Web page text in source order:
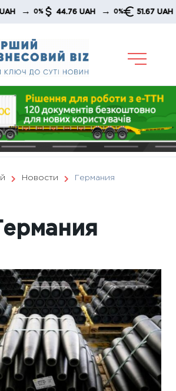
44.76 UAH → 0% 51.67 UAH → 0%
Новости Германия
Германия